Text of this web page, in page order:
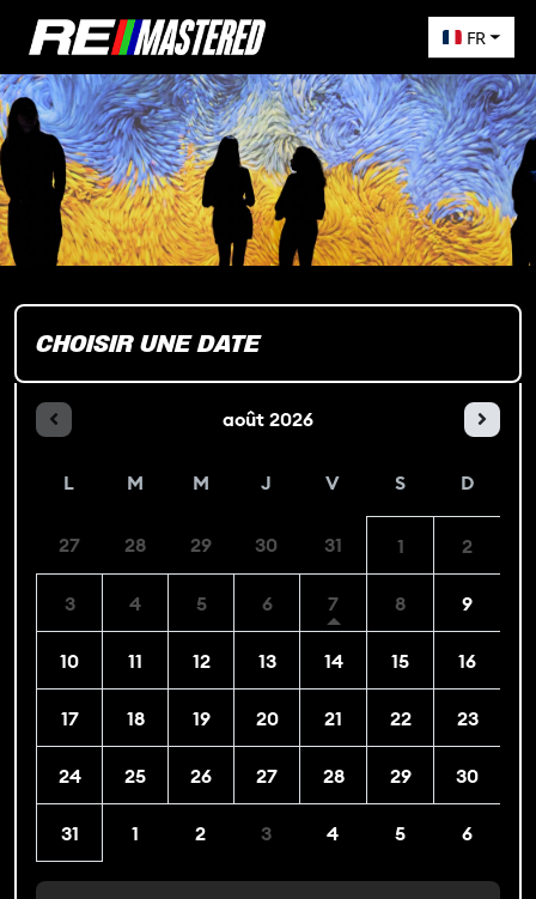
FR
CHOISIR UNE DATE
août 2026
L M M J V S D
27 28 29 30 31 1 2
3 4 5 6 7 8 9
10 11 12 13 14 15 16
17 18 19 20 21 22 23
24 25 26 27 28 29 30
31 1 2 3 4 5 6